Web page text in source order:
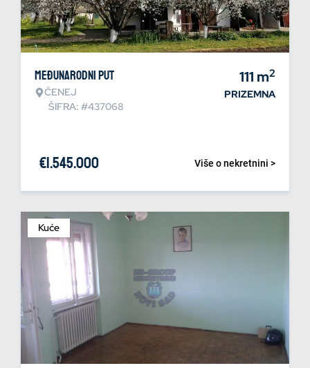
Međunarodni put
ČENEJ
ŠIFRA: #437068
111 m2
PRIZEMNA
Više o nekretnini >
€1.545.000
Kuće